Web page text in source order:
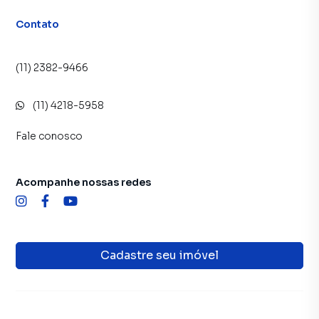
Contato
(11) 2382-9466
(11) 4218-5958
Fale conosco
Cadastre seu imóvel
Acompanhe nossas redes